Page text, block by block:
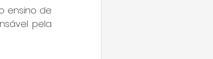
ensino de
pela